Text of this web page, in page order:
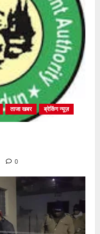
ताजा खबर ब्रेकिंग न्यूज़
0